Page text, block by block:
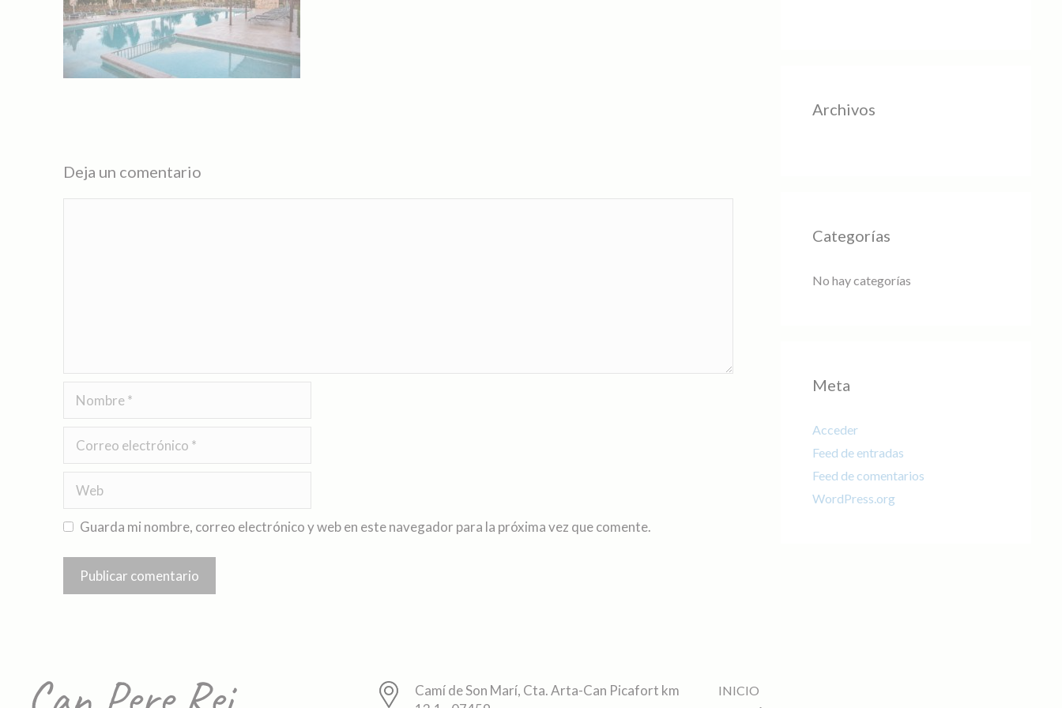
Deja un comentario
Guarda mi nombre, correo electrónico y web en este navegador para la próxima vez que comente.
Archivos
Categorías
No hay categorías
Meta
Acceder
Feed de entradas
Feed de comentarios
WordPress.org
Camí de Son Marí, Cta. Arta-Can Picafort km
INICIO